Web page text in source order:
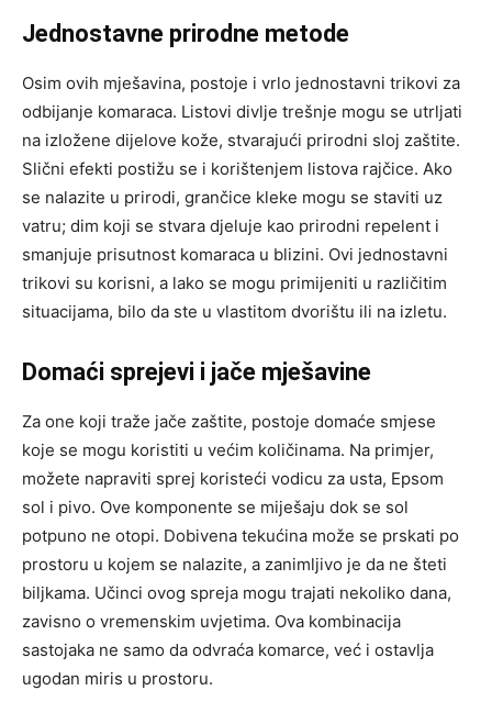
Jednostavne prirodne metode
Osim ovih mješavina, postoje i vrlo jednostavni trikovi za
odbijanje komaraca. Listovi divlje trešnje mogu se utrljati
na izložene dijelove kože, stvarajući prirodni sloj zaštite.
Slični efekti postižu se i korištenjem listova rajčice. Ako
se nalazite u prirodi, grančice kleke mogu se staviti uz
vatru; dim koji se stvara djeluje kao prirodni repelent i
smanjuje prisutnost komaraca u blizini. Ovi jednostavni
trikovi su korisni, a lako se mogu primijeniti u različitim
situacijama, bilo da ste u vlastitom dvorištu ili na izletu.
Domaći sprejevi i jače mješavine
Za one koji traže jače zaštite, postoje domaće smjese
koje se mogu koristiti u većim količinama. Na primjer,
možete napraviti sprej koristeći vodicu za usta, Epsom
sol i pivo. Ove komponente se miješaju dok se sol
potpuno ne otopi. Dobivena tekućina može se prskati po
prostoru u kojem se nalazite, a zanimljivo je da ne šteti
biljkama. Učinci ovog spreja mogu trajati nekoliko dana,
zavisno o vremenskim uvjetima. Ova kombinacija
sastojaka ne samo da odvraća komarce, već i ostavlja
ugodan miris u prostoru.